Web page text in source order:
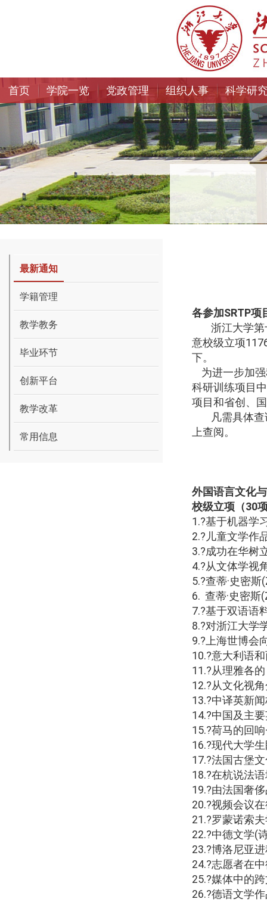
首页 学院一览 党政管理 组织人事 科学研
最新通知
学籍管理
教学教务
毕业环节
创新平台
教学改革
常用信息
各参加SRTP项
浙江大学
意校级立项
下。
为进一步加
科研训练项目
项目和省创、
凡需具体
上查阅。
外国语言文化
校级立项（30
1.?基于机器学
2.?儿童文学作
3.?成功在华树
4.?从文体学视
5.?查蒂·史密斯
6. 查蒂·史密斯
7.?基于双语语
8.?对浙江大学
9.?上海世博会
10.?意大利语
11.?从理雅各
12.?从文化视
13.?中译英新
14.?中国及主
15.?荷马的回
16.?现代大学
17.?法国古堡
18.?在杭说法
19.?由法国奢
20.?视频会议
21.?罗蒙诺索
22.?中德文学(
23.?博洛尼亚
24.?志愿者在
25.?媒体中的
26.?德语文学